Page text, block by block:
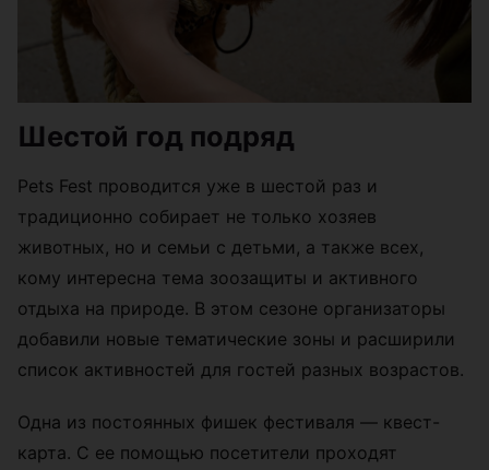
Шестой год подряд
Pets Fest проводится уже в шестой раз и
традиционно собирает не только хозяев
животных, но и семьи с детьми, а также всех,
кому интересна тема зоозащиты и активного
отдыха на природе. В этом сезоне организаторы
добавили новые тематические зоны и расширили
список активностей для гостей разных возрастов.
Одна из постоянных фишек фестиваля — квест-
карта. С ее помощью посетители проходят